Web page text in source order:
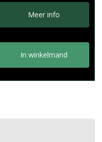
Meer info
In winkelmand